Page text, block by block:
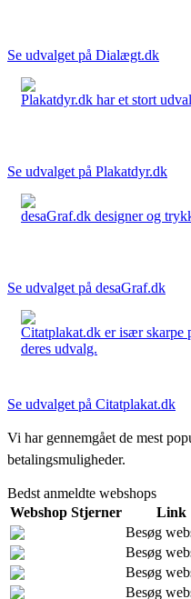
Se udvalget på Dialægt.dk
Plakatdyr.dk har et stort
Se udvalget på Plakatdyr.dk
desaGraf.dk designer og
Se udvalget på desaGraf.dk
Citatplakat.dk er især skarpe
deres udvalg.
Se udvalget på Citatplakat.dk
Vi har gennemgået de mest
betalingsmuligheder.
Bedst anmeldte webshops
Webshop Stjerner
Link
Besøg
Besøg
Besøg
Besøg